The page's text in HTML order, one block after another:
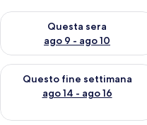
Questa sera
ago 9 - ago 10
Verifica la disponibilità per
Questo fine settimana
ago 14 - ago 16
Verifica la disponibilità per